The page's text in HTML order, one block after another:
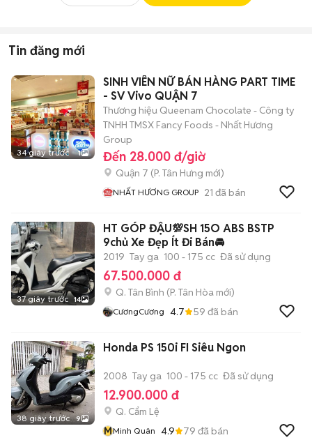
Tin đăng mới
34 giây trước 1
SINH VIÊN NỮ BÁN HÀNG PART TIME
- SV Vivo QUẬN 7
Thương hiệu Queenam Chocolate - Công ty
TNHH TMSX Fancy Foods - Nhất Hương
Group
Đến 28.000 đ/giờ
Quận 7 (P. Tân Hưng mới)
NHẤT HƯƠNG GROUP 21 đã bán
37 giây trước 14
HT GÓP ĐẬU💯SH 15O ABS BSTP
9chủ Xe Đẹp Ít Đi Bán🚘
2019 Tay ga 100 - 175 cc Đã sử dụng
67.500.000 đ
Q. Tân Bình (P. Tân Hòa mới)
CươngCương 4.7 59 đã bán
38 giây trước 9
Honda PS 150i FI Siêu Ngon
2008 Tay ga 100 - 175 cc Đã sử dụng
12.900.000 đ
Q. Cẩm Lệ
MMinh Quân 4.9 79 đã bán